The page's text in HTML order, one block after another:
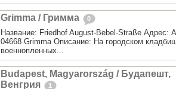
Grimma / Гримма 0
Название: Friedhof August-Bebel-Straße Адрес:
04668 Grimma Описание: На городском
военнопленных...
Budapest, Magyarország / Будапешт,
Венгрия
1